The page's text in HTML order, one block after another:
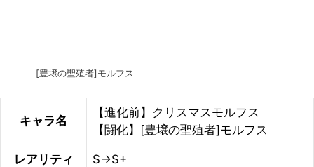
[豊壌の聖殖者]モルフス
キャラ名
【進化前】クリスマスモルフス
【闘化】[豊壌の聖殖者]モルフス
レアリティ S→S+